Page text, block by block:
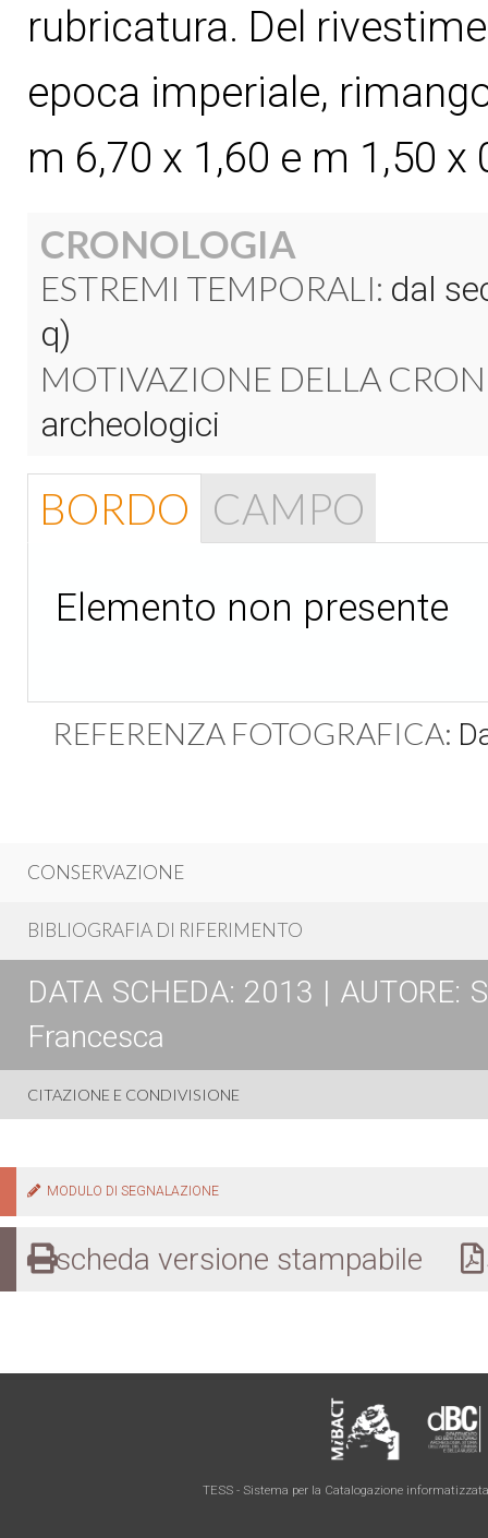
rubricatura. Del
epoca imperiale,
m 6,70 x 1,60 e m 1,50 x
CRONOLOGIA
ESTREMI TEMPORALI: dal
q)
MOTIVAZIONE DELLA
archeologici
BORDO CAMPO
Elemento non presente
REFERENZA FOTOGRAFICA:
CONSERVAZIONE
BIBLIOGRAFIA DI RIFERIMENTO
DATA SCHEDA: 2013 | AUTORE:
Francesca
CITAZIONE E CONDIVISIONE
MODULO DI SEGNALAZIONE
scheda versione stampabile
TESS - Sistema per la Catalogazione